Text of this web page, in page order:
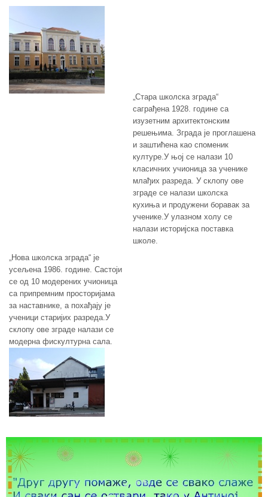
„Стара школска зграда“
саграђена 1928. године са
изузетним архитектонским
решењима. Зграда је проглашена
и заштићена као споменик
културе.У њој се налази 10
класичних учионица за ученике
млађих разреда. У склопу ове
зграде се налази школска
кухиња и продужени боравак за
ученике.У улазном холу се
налази историјска поставка
школе.
„Нова школска зграда“ је
усељена 1986. године. Састоји
се од 10 модерених учионица
са припремним просторијама
за наставнике, а похађају је
ученици старијих разреда.У
склопу ове зграде налази се
модерна фискултурна сала.